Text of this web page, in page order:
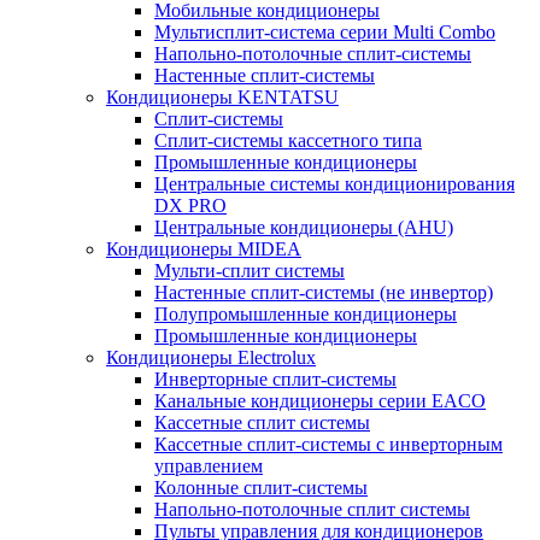
Мобильные кондиционеры
Мультисплит-система серии Multi Combo
Напольно-потолочные сплит-системы
Настенные сплит-системы
Кондиционеры KENTATSU
Сплит-системы
Сплит-системы кассетного типа
Промышленные кондиционеры
Центральные системы кондиционирования
DX PRO
Центральные кондиционеры (AHU)
Кондиционеры MIDEA
Мульти-сплит системы
Настенные сплит-системы (не инвертор)
Полупромышленные кондиционеры
Промышленные кондиционеры
Кондиционеры Electrolux
Инверторные сплит-системы
Канальные кондиционеры серии EACO
Кассетные сплит системы
Кассетные сплит-системы с инверторным
управлением
Колонные сплит-системы
Напольно-потолочные сплит системы
Пульты управления для кондиционеров